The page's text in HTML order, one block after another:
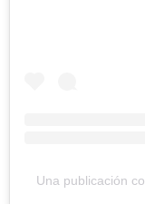
Una publicación